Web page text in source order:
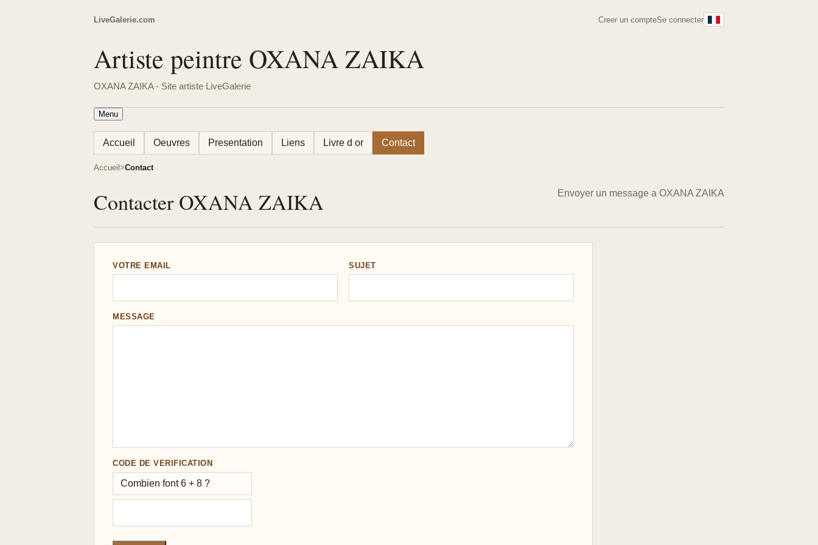
LiveGalerie.com Creer un compteSe connecter
Artiste peintre OXANA ZAIKA
OXANA ZAIKA - Site artiste LiveGalerie
Menu
Accueil Oeuvres Presentation Liens Livre d or Contact
Accueil Contact
Contacter OXANA ZAIKA Envoyer un message a OXANA ZAIKA
VOTRE EMAIL SUJET
MESSAGE
CODE DE VERIFICATION
Combien font 6 + 8 ?